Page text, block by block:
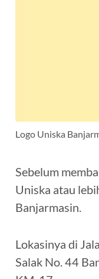
Logo Uniska
Sebelum
Uniska atau
Banjarmasin.
Lokasinya di
Salak No. 44